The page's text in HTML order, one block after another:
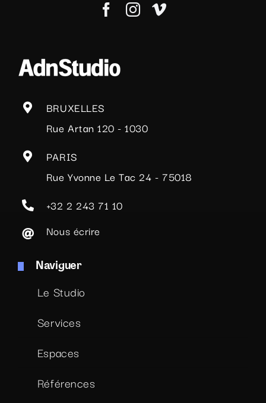
BRUXELLES
Rue Artan 120 - 1030
PARIS
Rue Yvonne Le Tac 24 - 75018
+32 2 243 71 10
Nous écrire
Naviguer
Le Studio
Services
Espaces
Références